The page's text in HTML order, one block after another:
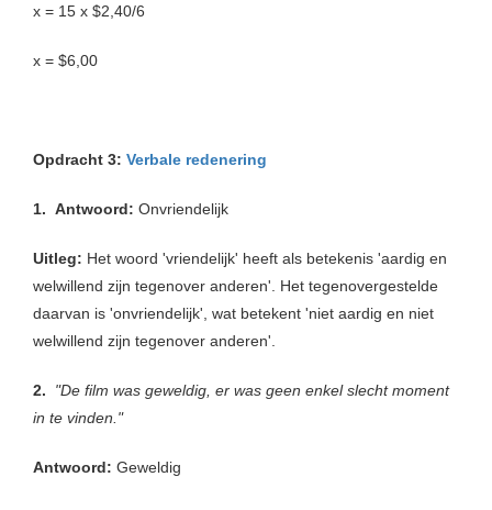
x = 15 x $2,40/6
x = $6,00
Opdracht 3: Verbale redenering
1. Antwoord: Onvriendelijk
Uitleg: Het woord 'vriendelijk' heeft als betekenis 'aardig en
welwillend zijn tegenover anderen'. Het tegenovergestelde
daarvan is 'onvriendelijk', wat betekent 'niet aardig en niet
welwillend zijn tegenover anderen'.
2. "De film was geweldig, er was geen enkel slecht moment
in te vinden."
Antwoord: Geweldig